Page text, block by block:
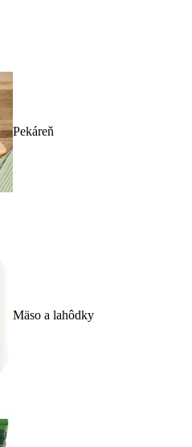
Pekáreň
Mäso a lahôdky